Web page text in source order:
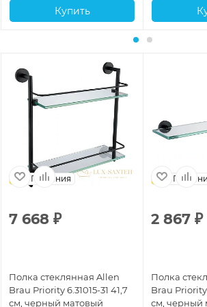
Купить
Германия
7 668 ₽
Полка стеклянная Allen
Brau Priority 6.31015-31 41,7
см, черный матовый
2 867 ₽
Полка
Brau Priority
см, черный